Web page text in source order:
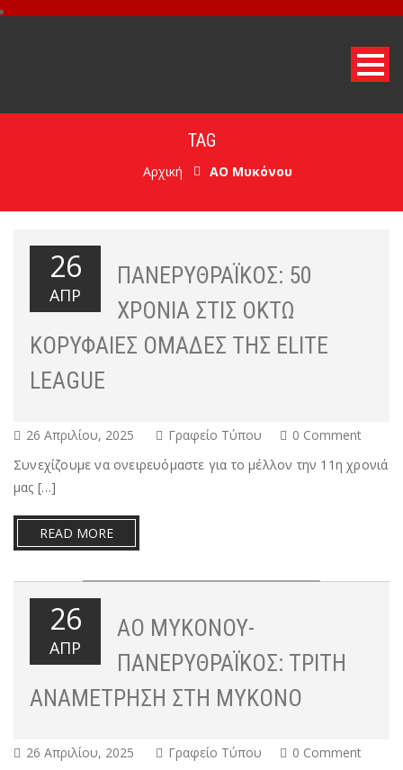
TAG
Αρχική ΑΟ Μυκόνου
26
ΑΠΡ
ΠΑΝΕΡΥΘΡΑΪΚΌΣ: 50
ΧΡΌΝΙΑ ΣΤΙΣ ΟΚΤΏ
ΚΟΡΥΦΑΊΕΣ ΟΜΆΔΕΣ ΤΗΣ ELITE
LEAGUE
26 Απριλίου, 2025 Γραφείο Τύπου
0 Comment
Συνεχίζουμε να ονειρευόμαστε για το μέλλον την 11η χρονιά
μας […]
READ MORE
26
ΑΠΡ
ΑΟ ΜΥΚΌΝΟΥ-
ΠΑΝΕΡΥΘΡΑΪΚΌΣ: ΤΡΊΤΗ
ΑΝΑΜΈΤΡΗΣΗ ΣΤΗ ΜΎΚΟΝΟ
26 Απριλίου, 2025 Γραφείο Τύπου
0 Comment